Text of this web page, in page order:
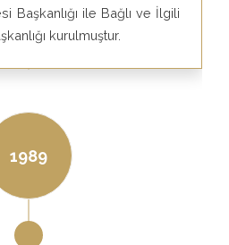
Başkanlığı ile Bağlı ve İlgili
kurulmuştur.
1989